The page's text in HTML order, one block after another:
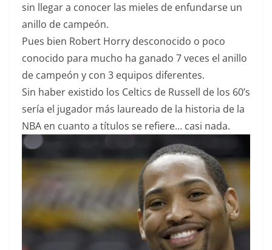
sin llegar a conocer las mieles de enfundarse un
anillo de campeón.
Pues bien Robert Horry desconocido o poco
conocido para mucho ha ganado 7 veces el anillo
de campeón y con 3 equipos diferentes.
Sin haber existido los Celtics de Russell de los 60’s
sería el jugador más laureado de la historia de la
NBA en cuanto a títulos se refiere… casi nada.